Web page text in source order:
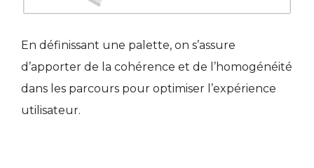
En définissant une palette, on s’assure
d’apporter de la cohérence et de l’homogénéité
dans les parcours pour optimiser l’expérience
utilisateur.